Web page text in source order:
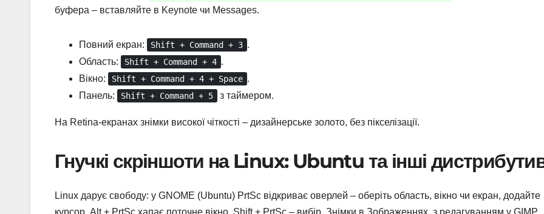
буфера – вставляйте в Keynote чи Messages.
Повний екран: Shift + Command + 3 .
Область:
Shift + Command + 4 .
Вікно:
Shift + Command + 4 + Space .
Панель:
Shift + Command + 5 з таймером.
На Retina-екранах знімки високої чіткості – дизайнерське золото, без пікселізації.
Гнучкі скріншоти на Linux: Ubuntu та інші
Linux дарує свободу: у GNOME (Ubuntu) PrtSc відкриває оверлей – оберіть область, вікно чи екран, додайте
курсор. Alt + PrtSc хапає поточне вікно, Shift + PrtSc – вибір. Знімки в Зображеннях, з редагуванням у GIMP.